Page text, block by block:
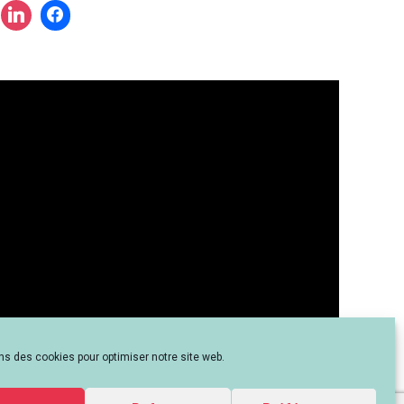
des cookies pour optimiser notre site web.
?